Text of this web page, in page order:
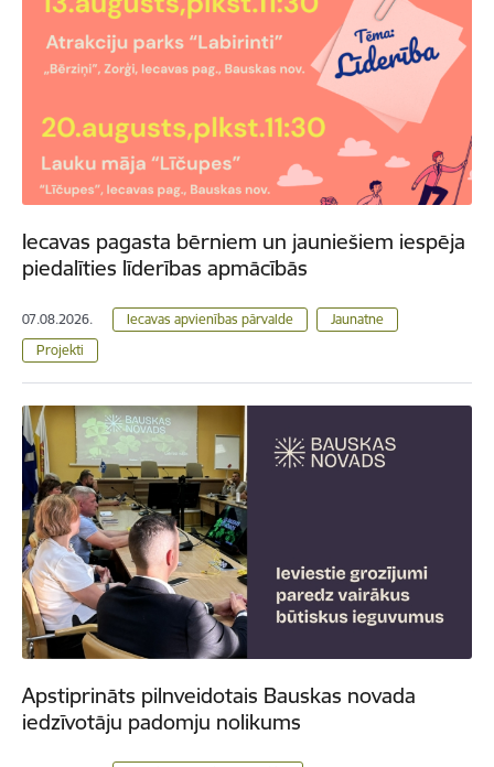
Iecavas pagasta bērniem un jauniešiem iespēja
piedalīties līderības apmācībās
07.08.2026. Iecavas apvienības pārvalde
Jaunatne
Projekti
Apstiprināts pilnveidotais Bauskas novada
iedzīvotāju padomju nolikums